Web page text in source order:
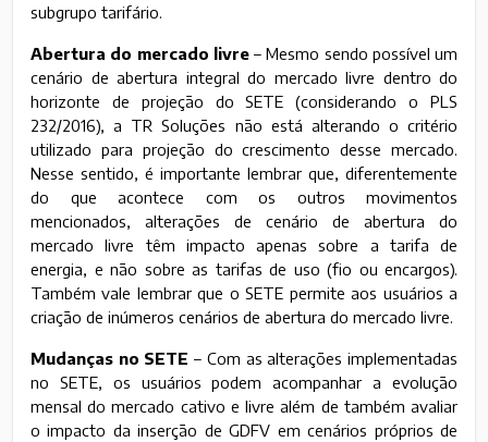
subgrupo tarifário.
Abertura do mercado livre– Mesmo sendo possível um
cenário de abertura integral do mercado livre dentro do
horizonte de projeção do SETE (considerando o PLS
232/2016), a TR Soluções não está alterando o critério
utilizado para projeção do crescimento desse mercado.
Nesse sentido, é importante lembrar que, diferentemente
do que acontece com os outros movimentos
mencionados, alterações de cenário de abertura do
mercado livre têm impacto apenas sobre a tarifa de
energia, e não sobre as tarifas de uso (fio ou encargos).
Também vale lembrar que o SETE permite aos usuários a
criação de inúmeros cenários de abertura do mercado livre.
Mudanças no SETE – Com as alterações implementadas
no SETE, os usuários podem acompanhar a evolução
mensal do mercado cativo e livre além de também avaliar
o impacto da inserção de GDFV em cenários próprios de